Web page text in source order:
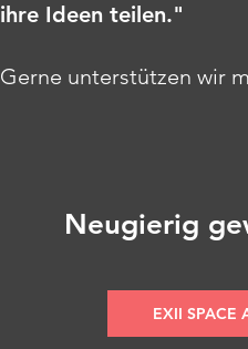
ihre Ideen teilen."
Gerne unterstützen wir
Neugierig
EXII SPACE